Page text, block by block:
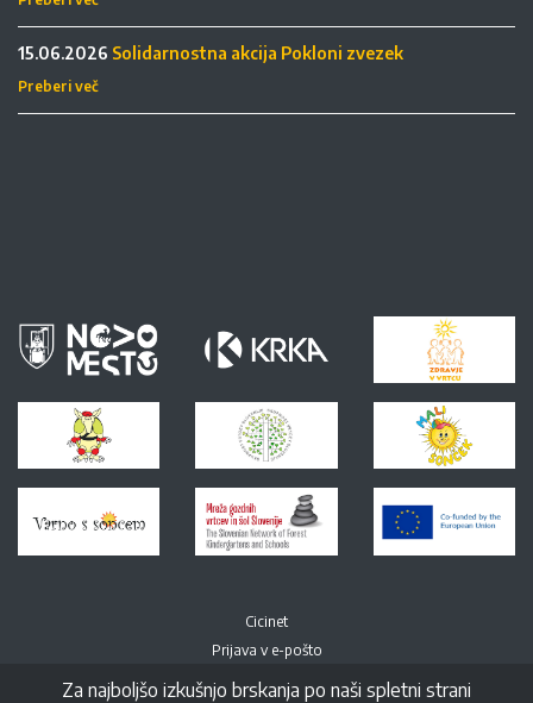
15.06.2026 Solidarnostna akcija Pokloni zvezek
Preberi več
Cicinet
Prijava v e-pošto
Za najboljšo izkušnjo brskanja po naši spletni strani